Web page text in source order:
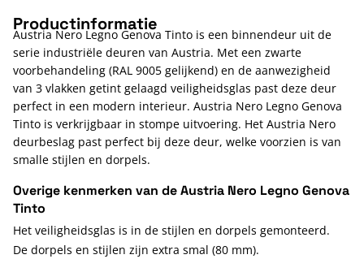
Productinformatie
Austria Nero Legno Genova Tinto is een binnendeur uit de
serie industriële deuren van Austria. Met een zwarte
voorbehandeling (RAL 9005 gelijkend) en de aanwezigheid
van 3 vlakken getint gelaagd veiligheidsglas past deze deur
perfect in een modern interieur. Austria Nero Legno Genova
Tinto is verkrijgbaar in stompe uitvoering. Het Austria Nero
deurbeslag past perfect bij deze deur, welke voorzien is van
smalle stijlen en dorpels.
Overige kenmerken van de Austria Nero Legno Genova
Tinto
Het veiligheidsglas is in de stijlen en dorpels gemonteerd.
De dorpels en stijlen zijn extra smal (80 mm).